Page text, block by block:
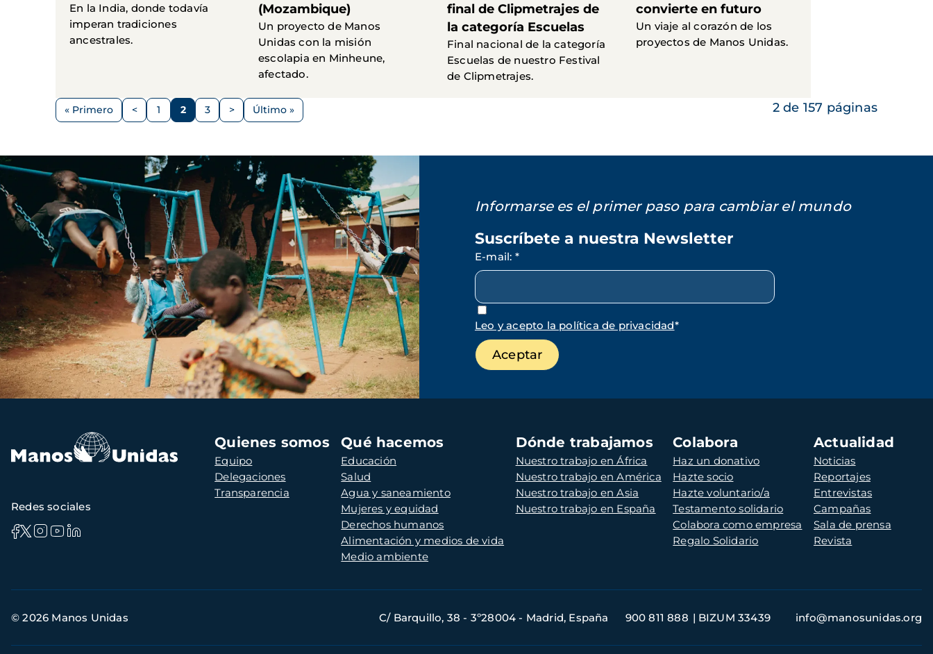
En la India, donde todavía
imperan tradiciones
ancestrales.
(Mozambique)
Un proyecto de Manos
Unidas con la misión
escolapia en Minheune,
afectado.
final de Clipmetrajes de
la categoría Escuelas
Final nacional de la categoría
Escuelas de nuestro Festival
de Clipmetrajes.
convierte en futuro
Un viaje al corazón de los
proyectos de Manos Unidas.
Paginación
Primera
« Primero
Página
< Página
1 Página
2 Página
3
Siguiente
>
Última
Último » 2 de 157 páginas
Informarse es el primer paso para cambiar el mundo
Suscríbete a nuestra Newsletter
E-mail: *
Leo y acepto la política de privacidad*
Navegación
principal
Quienes somos
Equipo
Delegaciones
Transparencia
Qué hacemos
Educación
Salud
Agua y saneamiento
Mujeres y equidad
Derechos humanos
Alimentación y medios de vida
Medio ambiente
Dónde trabajamos
Nuestro trabajo en África
Nuestro trabajo en América
Nuestro trabajo en Asia
Nuestro trabajo en España
Colabora
Haz un donativo
Hazte socio
Hazte voluntario/a
Testamento solidario
Colabora como empresa
Regalo Solidario
Actualidad
Noticias
Reportajes
Entrevistas
Campañas
Sala de prensa
Revista
Redes sociales
de
© 2026 Manos Unidas C/ Barquillo, 38 - 3º28004 - Madrid, España 900 811 888 BIZUM 33439 info@manosunidas.org